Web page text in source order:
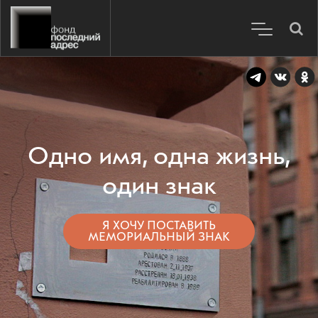
Одно имя, одна жизнь,
один знак
Я ХОЧУ ПОСТАВИТЬ
МЕМОРИАЛЬНЫЙ ЗНАК